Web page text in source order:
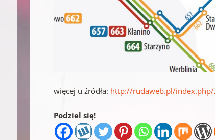
więcej u źródła: http://rudaweb.pl/
Podziel się!